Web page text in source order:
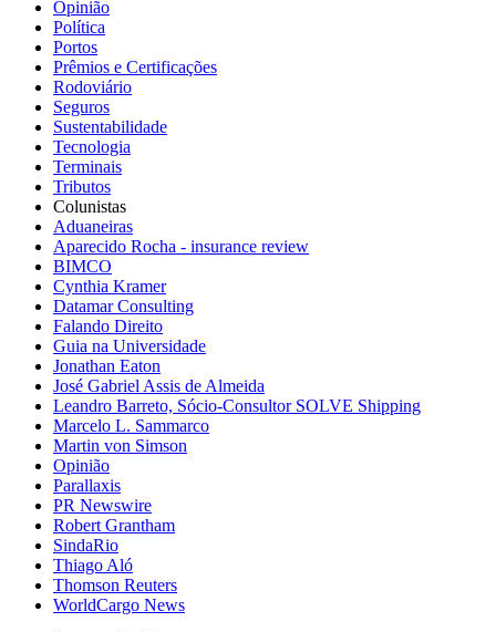
Opinião
Política
Portos
Prêmios e Certificações
Rodoviário
Seguros
Sustentabilidade
Tecnologia
Terminais
Tributos
Colunistas
Aduaneiras
Aparecido Rocha - insurance review
BIMCO
Cynthia Kramer
Datamar Consulting
Falando Direito
Guia na Universidade
Jonathan Eaton
José Gabriel Assis de Almeida
Leandro Barreto, Sócio-Consultor SOLVE Shipping
Marcelo L. Sammarco
Martin von Simson
Opinião
Parallaxis
PR Newswire
Robert Grantham
SindaRio
Thiago Aló
Thomson Reuters
WorldCargo News